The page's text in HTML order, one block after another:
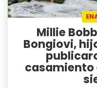
Millie
Bongiovi,
casamiento